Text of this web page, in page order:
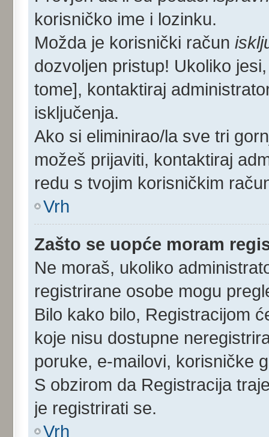
korisničko ime i lozinku.
Možda je korisnički račun
dozvoljen pristup! Ukoliko
tome], kontaktiraj
isključenja.
Ako si eliminirao/la sve tri
možeš prijaviti, kontaktiraj
redu s tvojim korisničkim
Vrh
Zašto se uopće moram
Ne moraš, ukoliko
registrirane osobe mogu
Bilo kako bilo, Registracijom
koje nisu dostupne
poruke, e-mailovi, korisničke
S obzirom da Registracija
je registrirati se.
Vrh